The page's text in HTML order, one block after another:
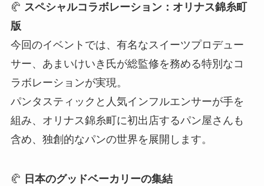
🥐 スペシャルコラボレーション：オリナス錦糸町
版
今回のイベントでは、有名なスイーツプロデュー
サー、あまいけいき氏が総監修を務める特別なコ
ラボレーションが実現。
パンタスティックと人気インフルエンサーが手を
組み、オリナス錦糸町に初出店するパン屋さんも
含め、独創的なパンの世界を展開します。
🥐 日本のグッドベーカリーの集結